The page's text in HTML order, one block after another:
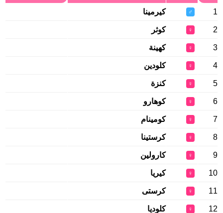
1
♂ كيرمينا
2
♀ كوثر
3
♀ كهينة
4
♀ كلودين
5
♀ كنزة
6
♀ كوهارو
7
♀ كومينام
8
♀ كرستينا
9
♀ كارولين
10
♀ كيريا
11
♀ كرستى
12
♀ كلوديا